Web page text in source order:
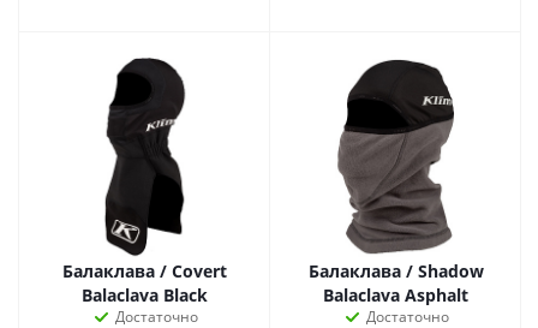
Балаклава / Covert
Balaclava Black
Достаточно
Балаклава / Shadow
Balaclava Asphalt
Достаточно